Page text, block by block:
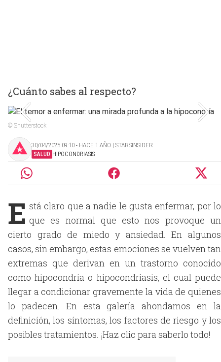
¿Cuánto sabes al respecto?
© Shutterstock
30/04/2025 09:10 ‧ HACE 1 AÑO | STARSINSIDER
SALUD HIPOCONDRIASIS
E stá claro que a nadie le gusta enfermar, por lo
que es normal que esto nos provoque un
cierto grado de miedo y ansiedad. En algunos
casos, sin embargo, estas emociones se vuelven tan
extremas que derivan en un trastorno conocido
como hipocondría o hipocondriasis, el cual puede
llegar a condicionar gravemente la vida de quienes
lo padecen. En esta galería ahondamos en la
definición, los síntomas, los factores de riesgo y los
posibles tratamientos. ¡Haz clic para saberlo todo!